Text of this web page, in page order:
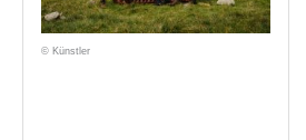
© Künstler